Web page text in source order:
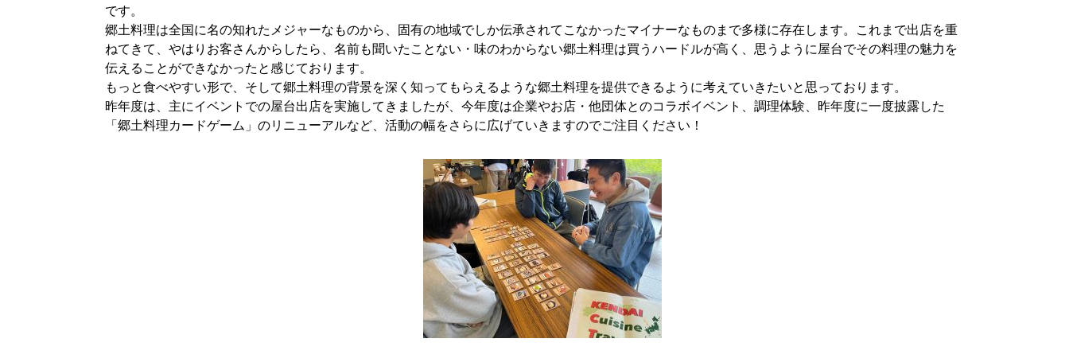
です。
郷土料理は全国に名の知れたメジャーなものから、固有の地域でしか伝承されてこなかったマイナーなものまで多様に存在します。これまで出店を重
ねてきて、やはりお客さんからしたら、名前も聞いたことない・味のわからない郷土料理は買うハードルが高く、思うように屋台でその料理の魅力を
伝えることができなかったと感じております。
もっと食べやすい形で、そして郷土料理の背景を深く知ってもらえるような郷土料理を提供できるように考えていきたいと思っております。
昨年度は、主にイベントでの屋台出店を実施してきましたが、今年度は企業やお店・他団体とのコラボイベント、調理体験、昨年度に一度披露した
「郷土料理カードゲーム」のリニューアルなど、活動の幅をさらに広げていきますのでご注目ください！